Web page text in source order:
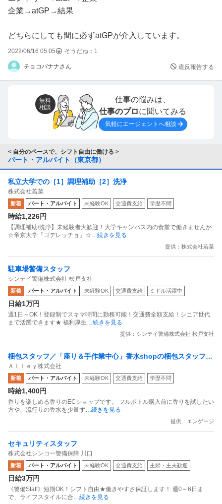
企業→atGP→結果
どちらにしても間に必ずatGPが介入しています。
2022/06/16 05:05 そうだね： 1
チョコバナナさん 違反報告する
無料
相談
仕事の悩みは、
仕事のプロに聞いてみる
気軽にエージェントへ相談
< 自分のペースで、シフト自由に働ける >
パート・アルバイト（東京都）
私立大学での［1］調理補助［2］洗浄
株式会社若菜
新着 パート・アルバイト 未経験OK 交通費支給 学歴不問
時給1,226円
【調理補助/洗浄】未経験者大歓迎！大学キャンパス内の食堂で働きませんか
☆帝京大学「ゴデレッチョ」☆…続きを見る
提供：株式会社若菜
駐車場警備スタッフ
シンテイ警備株式会社 松戸支社
新着 パート・アルバイト 未経験OK 交通費支給 ミドル活躍中
日給1万円
週1日～OK！登録制でスキマ時間に勤務可能！交通費全額支給！シニア世代
まで活躍できます★ 福利厚生…続きを見る
提供：シンテイ警備株式会社 松戸支社
梱包スタッフ／「座り＆手作業中心」香水shopの梱包スタッフ
副業OK 週1日からOK 1日1時間からOK
Ａｌｌｅｙ株式会社
新着 パート・アルバイト 未経験OK 交通費支給 学歴不問
時給1,400円
香りを楽しめる香りのECショップです。 フルボトル購入前に香りを試したい
方や、流行りの香水を少量ず…続きを見る
提供：エンゲージ
セキュリティスタッフ
株式会社シンコー警備保障 川口
新着 パート・アルバイト 未経験OK 交通費支給 主婦・主夫歓迎
日給3万円
《警備Staff》短期OK！シフト自由★働きやすさ保証します！ 週0～6日ま
で、ライフスタイルに合…続きを見る